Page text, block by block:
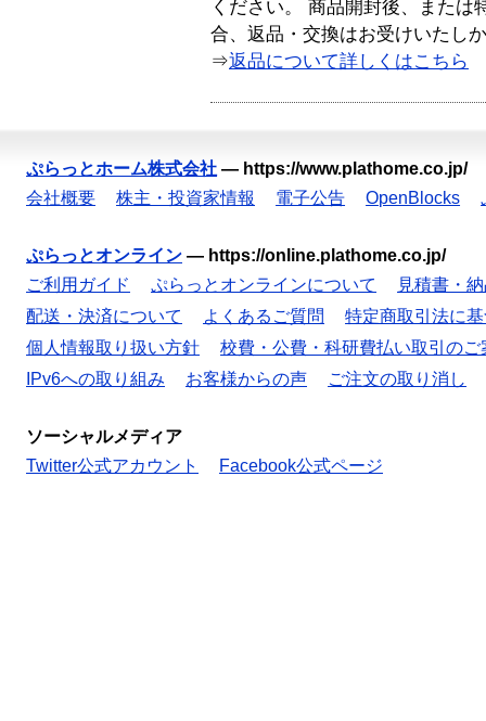
ください。 商品開封後、または
合、返品・交換はお受けいたし
⇒返品について詳しくはこちら
ぷらっとホーム株式会社 — https://www.plathome.co.jp/
会社概要
株主・投資家情報 電子公告 OpenBlocks
ぷらっとオンライン — https://online.plathome.co.jp/
ご利用ガイド
ぷらっとオンラインについて
見積書・
配送・決済について
よくあるご質問
特定商取引法に
個人情報取り扱い方針
校費・公費・科研費払い取引のご
IPv6への取り組み
お客様からの声 ご注文の取り消し
ソーシャルメディア
Twitter公式アカウント
Facebook公式ページ